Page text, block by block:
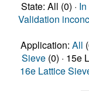
State: All (0) ·
Validation
Application: All
Sieve (0) · 15e
16e Lattice